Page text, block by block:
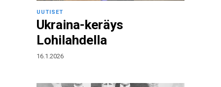
UUTISET
Ukraina-keräys
Lohilahdella
16.1.2026